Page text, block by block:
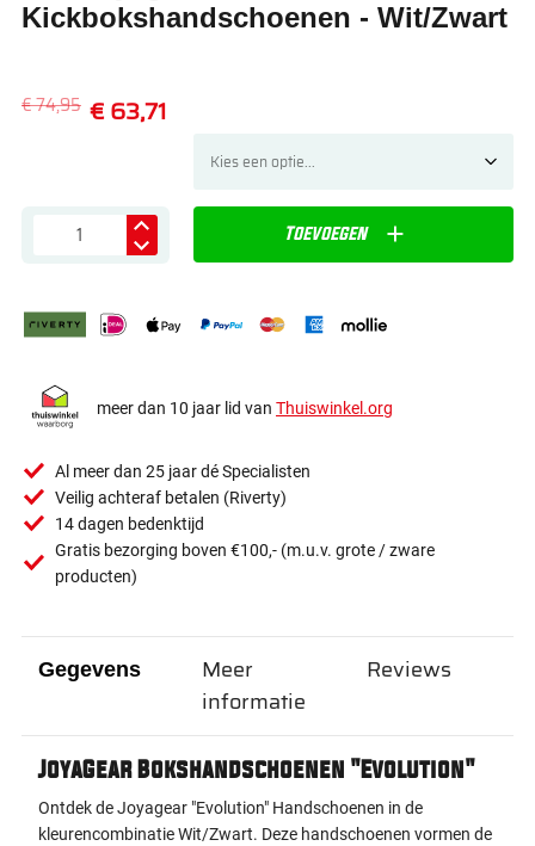
Kickbokshandschoenen - Wit/Zwart
€ 63,71
€ 74,95
Toevoegen
meer dan 10 jaar lid van Thuiswinkel.org
Al meer dan 25 jaar dé Specialisten
Veilig achteraf betalen (Riverty)
14 dagen bedenktijd
Gratis bezorging boven €100,- (m.u.v. grote / zware
producten)
Gegevens
JoyaGear Bokshandschoenen "Evolution"
Ontdek de Joyagear "Evolution" Handschoenen in de
kleurencombinatie Wit/Zwart. Deze handschoenen vormen de
Meer
informatie
Reviews